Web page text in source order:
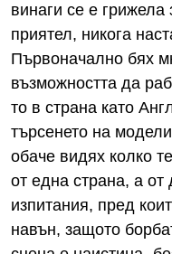
винаги се е
приятел, никога
Първоначално бях
възможността да
то в страна като
търсенето на
обаче видях колко
от една страна, а от
изпитания, пред
навън, защото